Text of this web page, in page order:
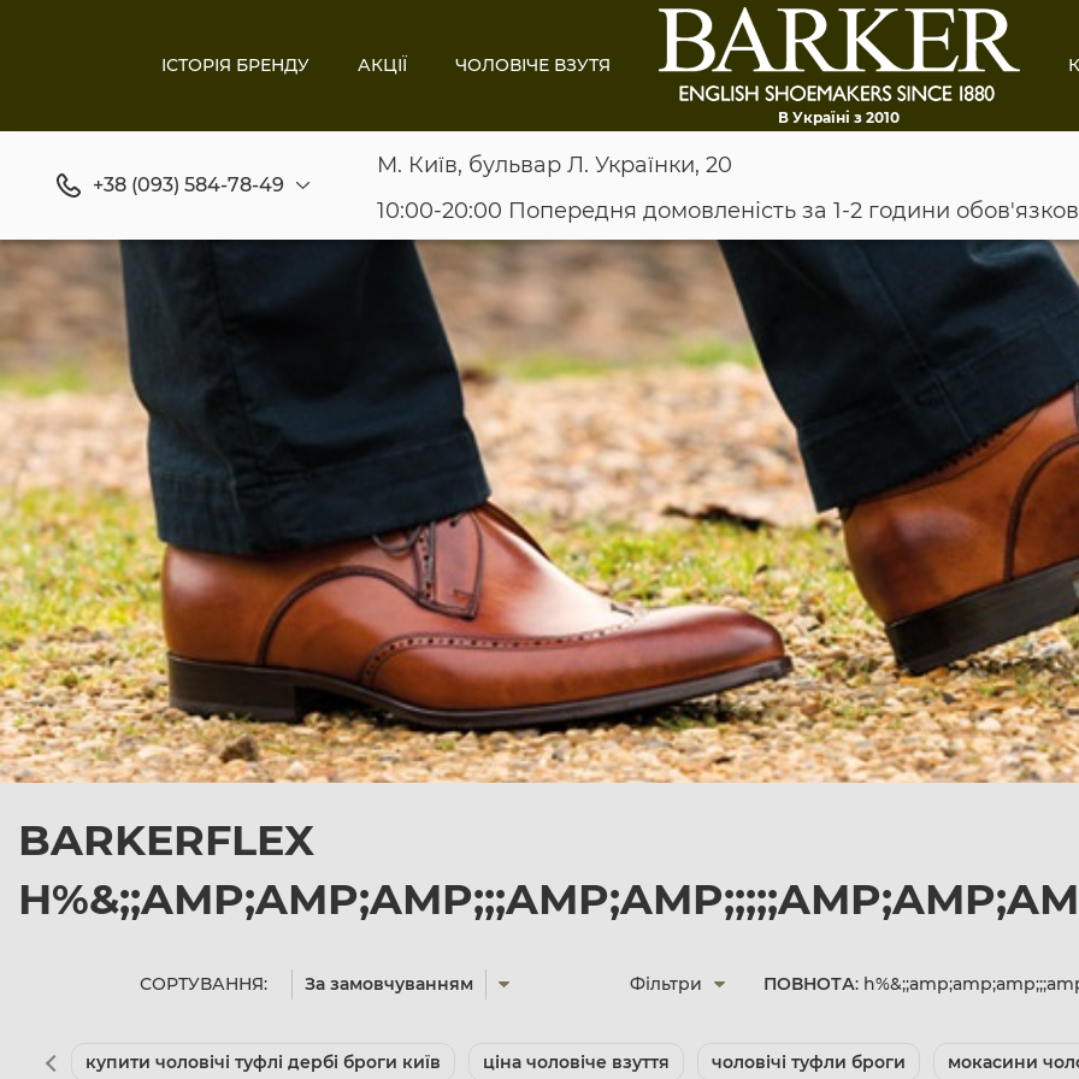
ІСТОРІЯ БРЕНДУ АКЦІЇ ЧОЛОВІЧЕ ВЗУТЯ
В Україні з 2010
+38 (093) 584-78-49
М. Київ, бульвар Л. Українки, 20
10:00-20:00 Попередня домовленість за 1-2 години
BARKERFLEX
СОРТУВАННЯ: За замовчуванням Фільтри ПОВНОТА:
купити чоловічі туфлі дербі броги київ ціна чоловіче взуття чоловічі туфли броги мокасини